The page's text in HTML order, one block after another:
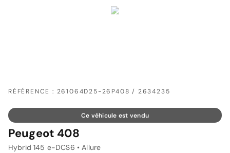
RÉFÉRENCE : 261064D25-26P408 / 2634235
Ce véhicule est vendu
Peugeot 408
Hybrid 145 e-DCS6 • Allure